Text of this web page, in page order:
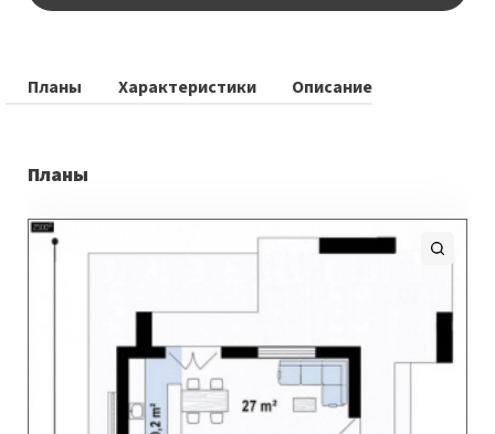
Планы Характеристики Описание
Планы